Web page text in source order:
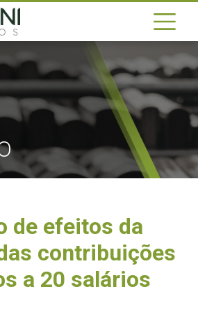
de efeitos da
contribuições
a 20 salários